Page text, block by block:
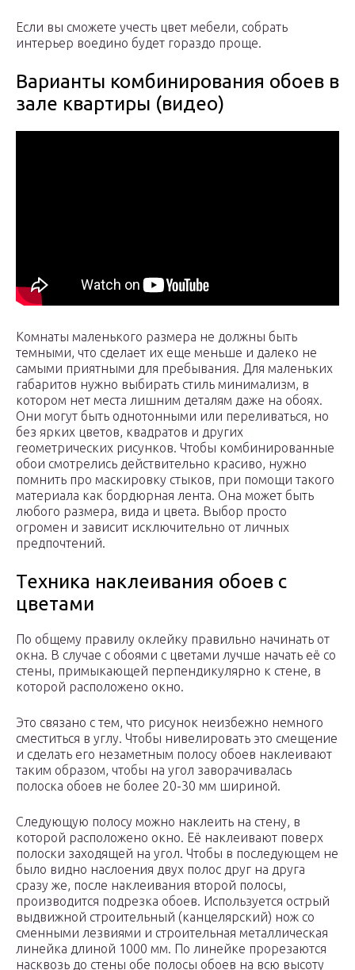
Если вы сможете учесть цвет мебели, собрать
интерьер воедино будет гораздо проще.
Варианты комбинирования обоев в
зале квартиры (видео)
Комнаты маленького размера не должны быть
темными, что сделает их еще меньше и далеко не
самыми приятными для пребывания. Для маленьких
габаритов нужно выбирать стиль минимализм, в
котором нет места лишним деталям даже на обоях.
Они могут быть однотонными или переливаться, но
без ярких цветов, квадратов и других
геометрических рисунков. Чтобы комбинированные
обои смотрелись действительно красиво, нужно
помнить про маскировку стыков, при помощи такого
материала как бордюрная лента. Она может быть
любого размера, вида и цвета. Выбор просто
огромен и зависит исключительно от личных
предпочтений.
Техника наклеивания обоев с
цветами
По общему правилу оклейку правильно начинать от
окна. В случае с обоями с цветами лучше начать её со
стены, примыкающей перпендикулярно к стене, в
которой расположено окно.
Это связано с тем, что рисунок неизбежно немного
сместиться в углу. Чтобы нивелировать это смещение
и сделать его незаметным полосу обоев наклеивают
таким образом, чтобы на угол заворачивалась
полоска обоев не более 20-30 мм шириной.
Следующую полосу можно наклеить на стену, в
которой расположено окно. Её наклеивают поверх
полоски заходящей на угол. Чтобы в последующем не
было видно наслоения двух полос друг на друга
сразу же, после наклеивания второй полосы,
производится подрезка обоев. Используется острый
выдвижной строительный (канцелярский) нож со
сменными лезвиями и строительная металлическая
линейка длиной 1000 мм. По линейке прорезаются
насквозь до стены обе полосы обоев на всю высоту